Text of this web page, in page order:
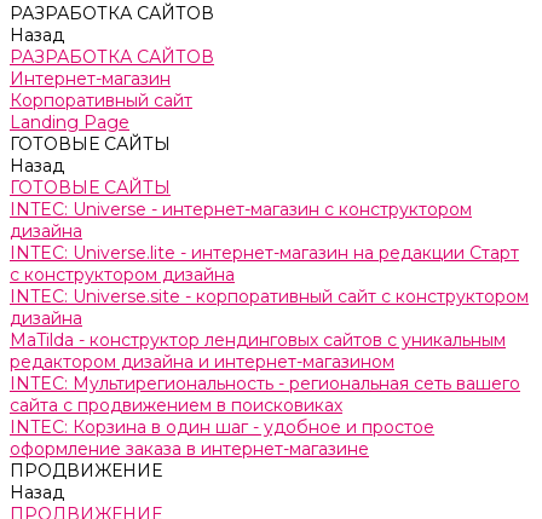
РАЗРАБОТКА САЙТОВ
Назад
РАЗРАБОТКА САЙТОВ
Интернет-магазин
Корпоративный сайт
Landing Page
ГОТОВЫЕ САЙТЫ
Назад
ГОТОВЫЕ САЙТЫ
INTEC: Universe - интернет-магазин с конструктором
дизайна
INTEC: Universe.lite - интернет-магазин на редакции Старт
с конструктором дизайна
INTEC: Universe.site - корпоративный сайт с конструктором
дизайна
MaTilda - конструктор лендинговых сайтов с уникальным
редактором дизайна и интернет-магазином
INTEC: Мультирегиональность - региональная сеть вашего
сайта с продвижением в поисковиках
INTEC: Корзина в один шаг - удобное и простое
оформление заказа в интернет-магазине
ПРОДВИЖЕНИЕ
Назад
ПРОДВИЖЕНИЕ